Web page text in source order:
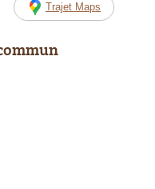
Trajet Maps